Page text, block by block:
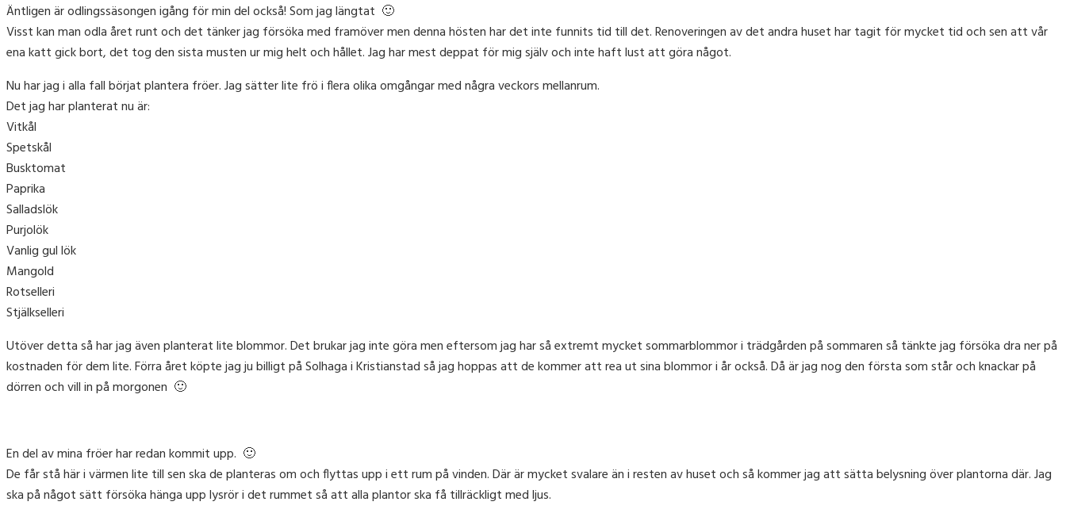
Äntligen är odlingssäsongen igång för min del också! Som jag längtat 🙂
Visst kan man odla året runt och det tänker jag försöka med framöver men denna hösten har det inte funnits tid till det. Renoveringen av det andra huset har tagit för mycket tid och sen att vår
ena katt gick bort, det tog den sista musten ur mig helt och hållet. Jag har mest deppat för mig själv och inte haft lust att göra något.
Nu har jag i alla fall börjat plantera fröer. Jag sätter lite frö i flera olika omgångar med några veckors mellanrum.
Det jag har planterat nu är:
Vitkål
Spetskål
Busktomat
Paprika
Salladslök
Purjolök
Vanlig gul lök
Mangold
Rotselleri
Stjälkselleri
Utöver detta så har jag även planterat lite blommor. Det brukar jag inte göra men eftersom jag har så extremt mycket sommarblommor i trädgården på sommaren så tänkte jag försöka dra ner på
kostnaden för dem lite. Förra året köpte jag ju billigt på Solhaga i Kristianstad så jag hoppas att de kommer att rea ut sina blommor i år också. Då är jag nog den första som står och knackar på
dörren och vill in på morgonen 🙂
En del av mina fröer har redan kommit upp. 🙂
De får stå här i värmen lite till sen ska de planteras om och flyttas upp i ett rum på vinden. Där är mycket svalare än i resten av huset och så kommer jag att sätta belysning över plantorna där. Jag
ska på något sätt försöka hänga upp lysrör i det rummet så att alla plantor ska få tillräckligt med ljus.